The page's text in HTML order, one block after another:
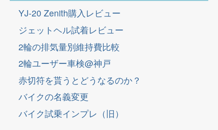
YJ-20 Zenith購入レビュー
ジェットヘル試着レビュー
2輪の排気量別維持費比較
2輪ユーザー車検@神戸
赤切符を貰うとどうなるのか？
バイクの名義変更
バイク試乗インプレ（旧）